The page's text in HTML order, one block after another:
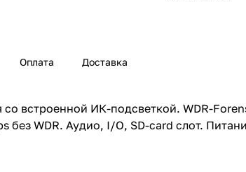
Оплата Доставка
со встроенной ИК-подсветкой. WDR-
без WDR. Аудио, I/O, SD-card слот.